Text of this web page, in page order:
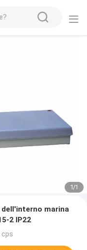
1/1
marina
2 IP22
cps